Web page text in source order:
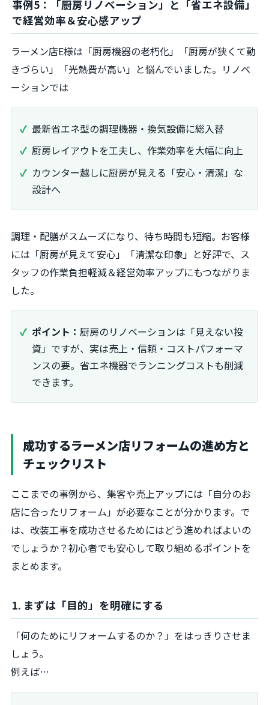
事例5：「厨房リノベーション」と「省エネ設備」
で経営効率＆安心感アップ
ラーメン店E様は「厨房機器の老朽化」「厨房が狭くて動
きづらい」「光熱費が高い」と悩んでいました。リノベ
ーションでは
最新省エネ型の調理機器・換気設備に総入替
厨房レイアウトを工夫し、作業効率を大幅に向上
カウンター越しに厨房が見える「安心・清潔」な
設計へ
調理・配膳がスムーズになり、待ち時間も短縮。お客様
には「厨房が見えて安心」「清潔な印象」と好評で、ス
タッフの作業負担軽減＆経営効率アップにもつながりま
した。
ポイント： 厨房のリノベーションは「見えない投
資」ですが、実は売上・信頼・コストパフォーマ
ンスの要。省エネ機器でランニングコストも削減
できます。
成功するラーメン店リフォームの進め方と
チェックリスト
ここまでの事例から、集客や売上アップには「自分のお
店に合ったリフォーム」が必要なことが分かります。で
は、改装工事を成功させるためにはどう進めればよいの
でしょうか？初心者でも安心して取り組めるポイントを
まとめます。
1. まずは「目的」を明確にする
「何のためにリフォームするのか？」をはっきりさせま
しょう。
例えば…